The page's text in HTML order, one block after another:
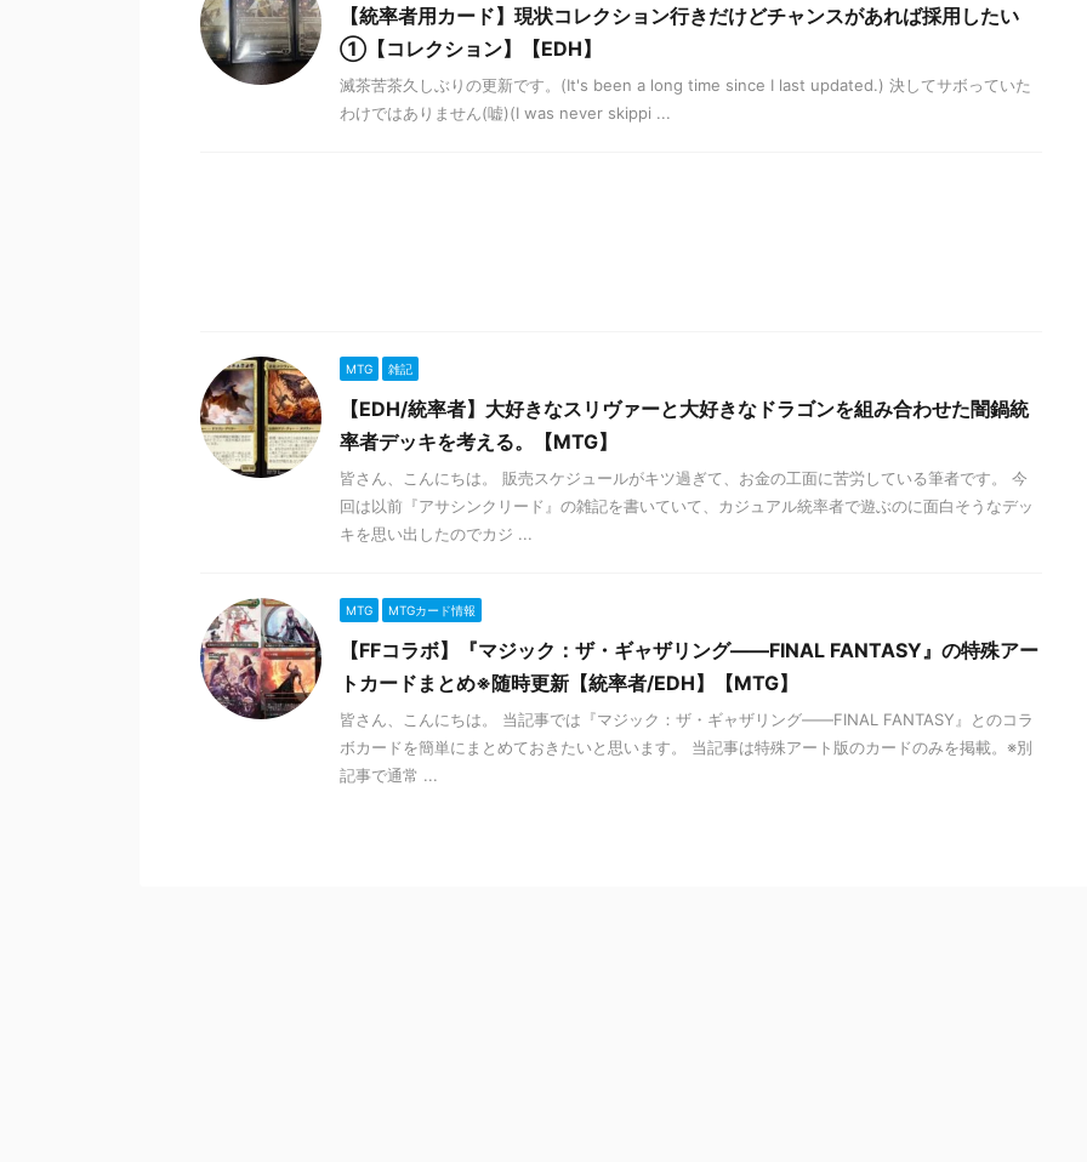
【統率者用カード】現状コレクション行きだけどチャンスがあれば採用したい
①【コレクション】【EDH】
滅茶苦茶久しぶりの更新です。(It's been a long time since I last updated.) 決してサボっていた
わけではありません(嘘)(I was never skippi ...
MTG 雑記
【EDH/統率者】大好きなスリヴァーと大好きなドラゴンを組み合わせた闇鍋統
率者デッキを考える。【MTG】
皆さん、こんにちは。 販売スケジュールがキツ過ぎて、お金の工面に苦労している筆者です。 今
回は以前『アサシンクリード』の雑記を書いていて、カジュアル統率者で遊ぶのに面白そうなデッ
キを思い出したのでカジ ...
MTG MTGカード情報
【FFコラボ】『マジック：ザ・ギャザリング――FINAL FANTASY』の特殊アー
トカードまとめ※随時更新【統率者/EDH】【MTG】
皆さん、こんにちは。 当記事では『マジック：ザ・ギャザリング――FINAL FANTASY』とのコラ
ボカードを簡単にまとめておきたいと思います。 当記事は特殊アート版のカードのみを掲載。※別
記事で通常 ...